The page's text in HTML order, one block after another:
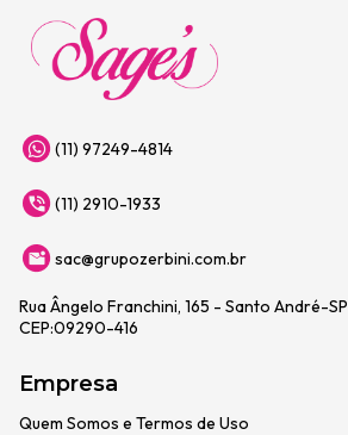
(11) 97249-4814
(11) 2910-1933
sac@grupozerbini.com.br
Rua Ângelo Franchini, 165 - Santo André-SP
CEP:09290-416
Empresa
Quem Somos e Termos de Uso